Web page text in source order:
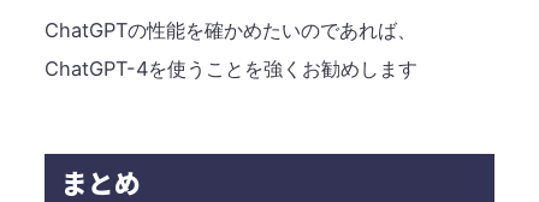
ChatGPTの性能を確かめたいのであれば、
ChatGPT-4を使うことを強くお勧めします
まとめ​